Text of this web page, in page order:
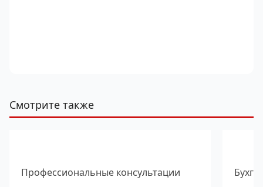
Смотрите также
Профессиональные консультации